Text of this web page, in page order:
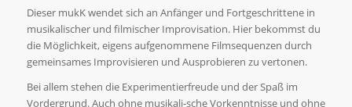
Dieser mukK wendet sich an Anfänger und Fortgeschrittene in
musikalischer und filmischer Improvisation. Hier bekommst du
die Möglichkeit, eigens aufgenommene Filmsequenzen durch
gemeinsames Improvisieren und Ausprobieren zu vertonen.
Bei allem stehen die Experimentierfreude und der Spaß im
Vordergrund. Auch ohne musikali-sche Vorkenntnisse und ohne